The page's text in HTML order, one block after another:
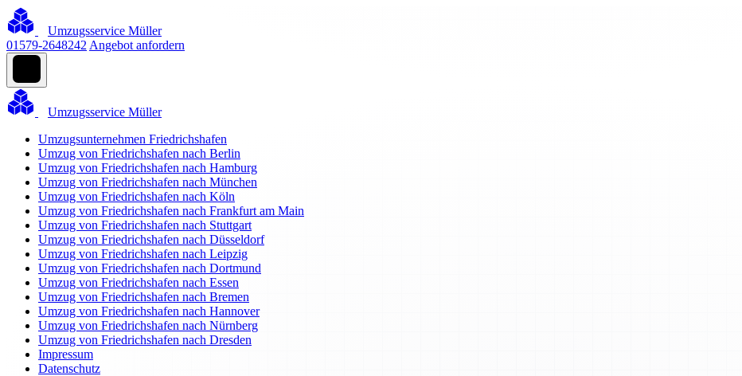
Umzugsservice Müller
01579-2648242 Angebot anfordern
Umzugsservice Müller
Umzugsunternehmen Friedrichshafen
Umzug von Friedrichshafen nach Berlin
Umzug von Friedrichshafen nach Hamburg
Umzug von Friedrichshafen nach München
Umzug von Friedrichshafen nach Köln
Umzug von Friedrichshafen nach Frankfurt am Main
Umzug von Friedrichshafen nach Stuttgart
Umzug von Friedrichshafen nach Düsseldorf
Umzug von Friedrichshafen nach Leipzig
Umzug von Friedrichshafen nach Dortmund
Umzug von Friedrichshafen nach Essen
Umzug von Friedrichshafen nach Bremen
Umzug von Friedrichshafen nach Hannover
Umzug von Friedrichshafen nach Nürnberg
Umzug von Friedrichshafen nach Dresden
Impressum
Datenschutz